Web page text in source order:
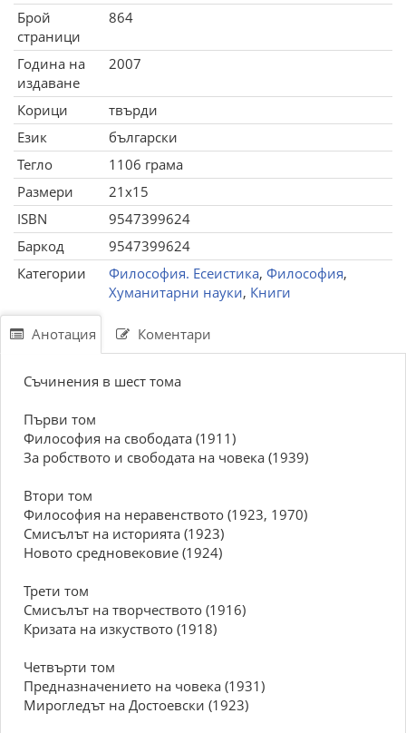
Брой
страници
864
Година на
издаване
2007
Корици
твърди
Език
български
Тегло
1106 грама
Размери
21x15
ISBN
9547399624
Баркод
9547399624
Категории
Философия. Есеистика, Философия,
Хуманитарни науки, Книги
Анотация Коментари
Съчинения в шест тома
Първи том
Философия на свободата (1911)
За робството и свободата на човека (1939)
Втори том
Философия на неравенството (1923, 1970)
Смисълът на историята (1923)
Новото средновековие (1924)
Трети том
Смисълът на творчеството (1916)
Кризата на изкуството (1918)
Четвърти том
Предназначението на човека (1931)
Мирогледът на Достоевски (1923)